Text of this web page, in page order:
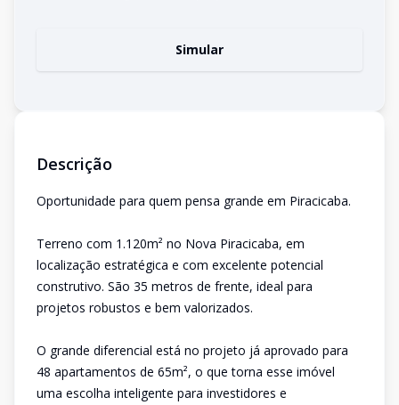
Simular
Descrição
Oportunidade para quem pensa grande em Piracicaba.
Terreno com 1.120m² no Nova Piracicaba, em
localização estratégica e com excelente potencial
construtivo. São 35 metros de frente, ideal para
projetos robustos e bem valorizados.
O grande diferencial está no projeto já aprovado para
48 apartamentos de 65m², o que torna esse imóvel
uma escolha inteligente para investidores e